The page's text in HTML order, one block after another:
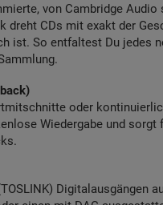
von Cambridge
CDs mit exakt der
ist. So entfaltest Du jedes
oder
Wiedergabe und
Digitalausgängen